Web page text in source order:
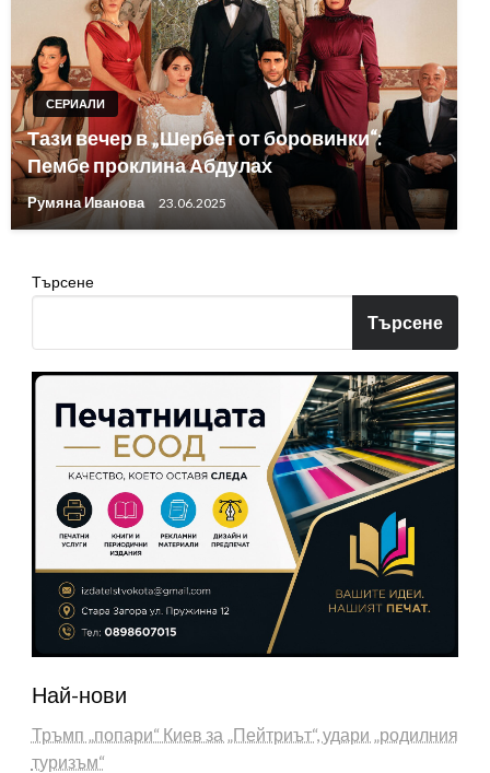
СЕРИАЛИ
Тази вечер в „Шербет от боровинки“:
Пембе проклина Абдулах
Румяна Иванова 23.06.2025
Търсене
Търсене
Най-нови
Тръмп „попари“ Киев за „Пейтриът“, удари „родилния
туризъм“